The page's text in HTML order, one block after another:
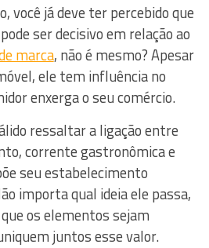
você já deve ter percebido que
ser decisivo em relação ao
marca, não é mesmo? Apesar
ele tem influência no
enxerga o seu comércio.
ressaltar a ligação entre
corrente gastronômica e
seu estabelecimento
importa qual ideia ele passa,
os elementos sejam
juntos esse valor.